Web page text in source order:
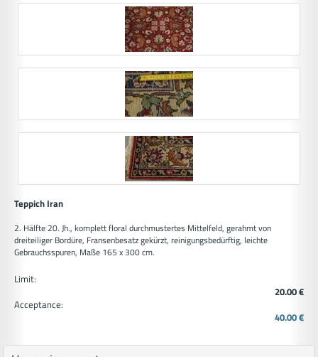
Teppich Iran
2. Hälfte 20. Jh., komplett floral durchmustertes Mittelfeld, gerahmt von
dreiteiliger Bordüre, Fransenbesatz gekürzt, reinigungsbedürftig, leichte
Gebrauchsspuren, Maße 165 x 300 cm.
Limit:
20.00 €
Acceptance:
40.00 €